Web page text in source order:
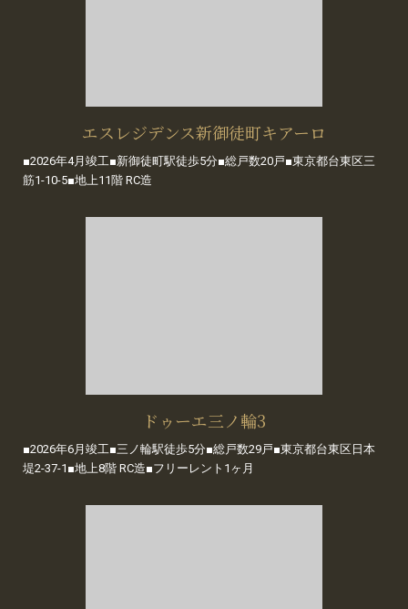
エスレジデンス新御徒町キアーロ
■2026年4月竣工■新御徒町駅徒歩5分■総戸数20戸■東京都台東区三
筋1-10-5■地上11階 RC造
ドゥーエ三ノ輪3
■2026年6月竣工■三ノ輪駅徒歩5分■総戸数29戸■東京都台東区日本
堤2-37-1■地上8階 RC造■フリーレント1ヶ月